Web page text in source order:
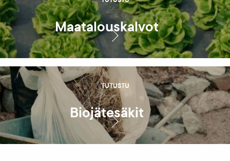
Maatalouskalvot
TUTUSTU
Biojätesäkit